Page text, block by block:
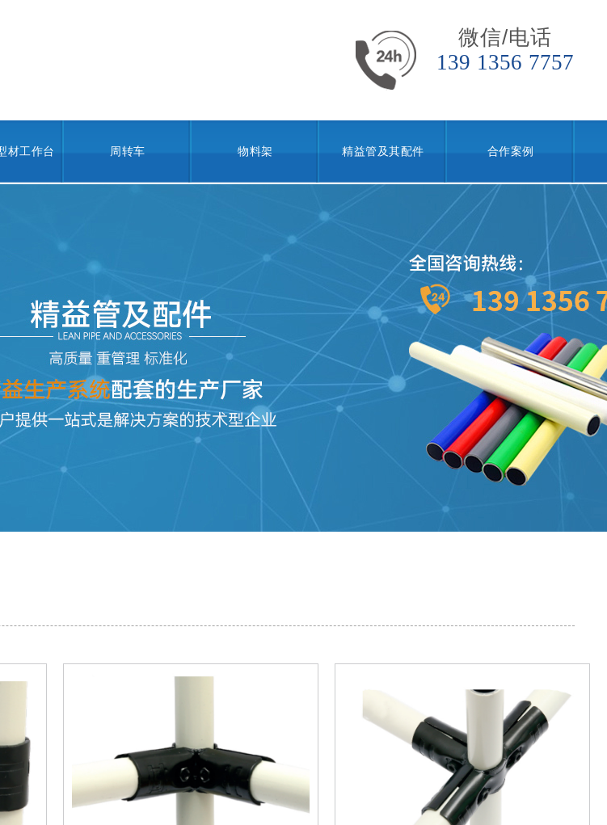
微信/电话
139 1356 7757
材工作台 周转车 物料架 精益管及其配件 合作案例